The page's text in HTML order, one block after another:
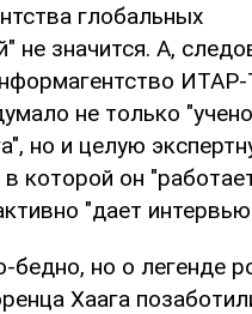
глобальных
не значится. А,
не только
но и целую
которой он
"дает
бедно, но о легенде
Хаага